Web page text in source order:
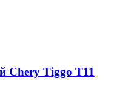
Chery Tiggo T11